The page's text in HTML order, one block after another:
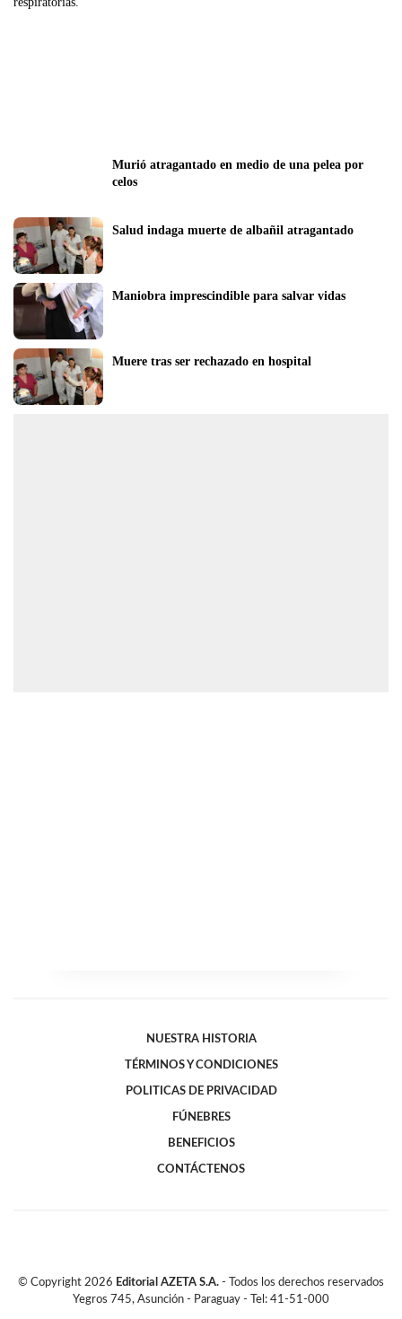
Murió atragantado en medio de una pelea por
celos
Salud indaga muerte de albañil atragantado
Maniobra imprescindible para salvar vidas
Muere tras ser rechazado en hospital
NUESTRA HISTORIA
TÉRMINOS Y CONDICIONES
POLITICAS DE PRIVACIDAD
FÚNEBRES
BENEFICIOS
CONTÁCTENOS
© Copyright 2026 Editorial AZETA S.A. - Todos los derechos reservados
Yegros 745, Asunción - Paraguay - Tel: 41-51-000